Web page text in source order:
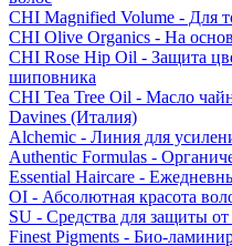
CHI Magnified Volume - Для
CHI Olive Organics - На
CHI Rose Hip Oil - Защита
шиповника
CHI Tea Tree Oil - Масло
Davines (Италия)
Alchemic - Линия для
Authentic Formulas -
Essential Haircare -
OI - Абсолютная красота
SU - Средства для защиты от
Finest Pigments - Био-